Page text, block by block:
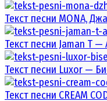
Текст песни MONA,
Текст песни Jaman T —
Текст песни Luxor —
Текст песни CREAM